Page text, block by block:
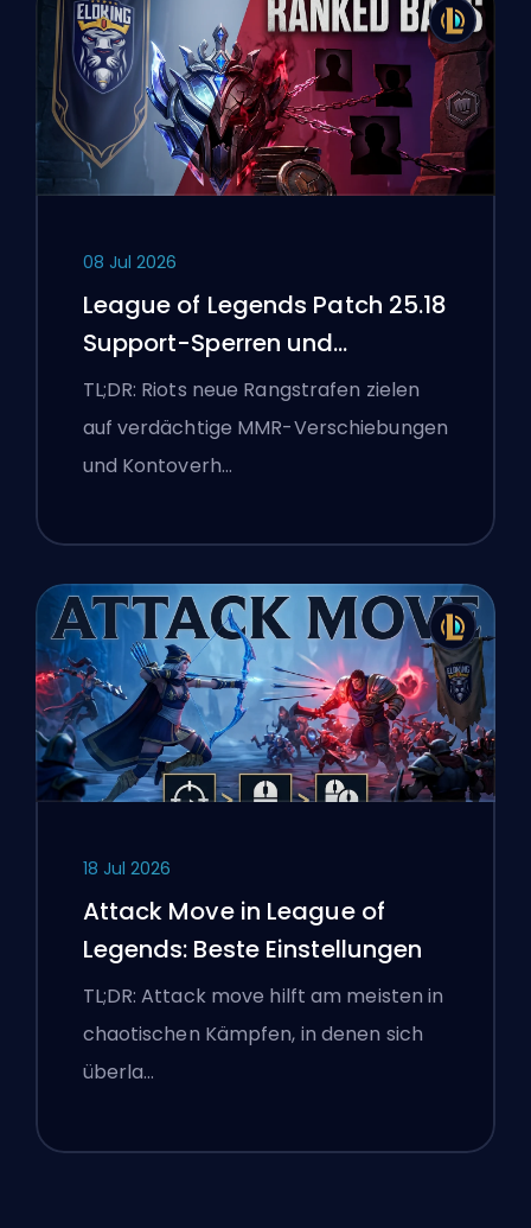
08 Jul 2026
League of Legends Patch 25.18
Support-Sperren und
Boosting-Flaggen
TL;DR: Riots neue Rangstrafen zielen
auf verdächtige MMR-Verschiebungen
und Kontoverh…
18 Jul 2026
Attack Move in League of
Legends: Beste Einstellungen
TL;DR: Attack move hilft am meisten in
chaotischen Kämpfen, in denen sich
überla…